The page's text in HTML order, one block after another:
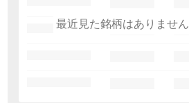
最近見た銘柄はありません